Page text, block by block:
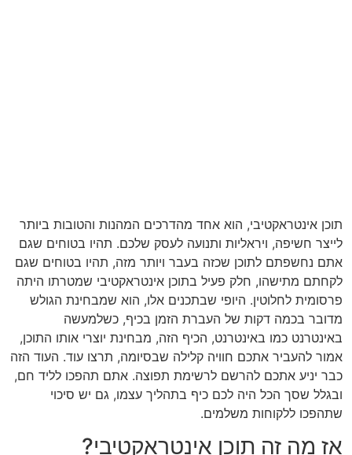
תוכן אינטראקטיבי, הוא אחד מהדרכים המהנות והטובות ביותר
לייצר חשיפה, ויראליות ותנועה לעסק שלכם. תהיו בטוחים שגם
אתם נחשפתם לתוכן שכזה בעבר ויותר מזה, תהיו בטוחים שגם
לקחתם מתישהו, חלק פעיל בתוכן אינטראקטיבי שמטרתו היתה
פרסומית לחלוטין. היופי שבתכנים אלו, הוא שמבחינת הגולש
מדובר בכמה דקות של העברת הזמן בכיף, כשלמעשה
באינטרנט כמו באינטרנט, הכיף הזה, מבחינת יוצרי אותו התוכן,
אמור להעביר אתכם חוויה קלילה שבסיומה, תרצו עוד. העוד הזה
כבר יניע אתכם להרשם לרשימת תפוצה. אתם תהפכו לליד חם,
ובגלל שסך הכל היה לכם כיף בתהליך עצמו, גם יש סיכוי
שתהפכו ללקוחות משלמים.
אז מה זה תוכן אינטראקטיבי?